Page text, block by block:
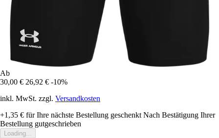
Ab
30,00 € 26,92 € -10%
inkl. MwSt. zzgl. Versandkosten
+1,35 € für Ihre nächste Bestellung geschenkt Nach Bestätigung Ihrer
Bestellung gutgeschrieben
Loading...